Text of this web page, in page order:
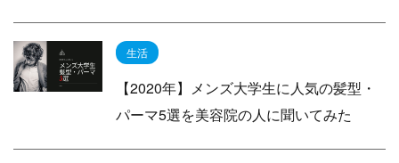
生活
【2020年】メンズ大学生に人気の髪型・
パーマ5選を美容院の人に聞いてみた